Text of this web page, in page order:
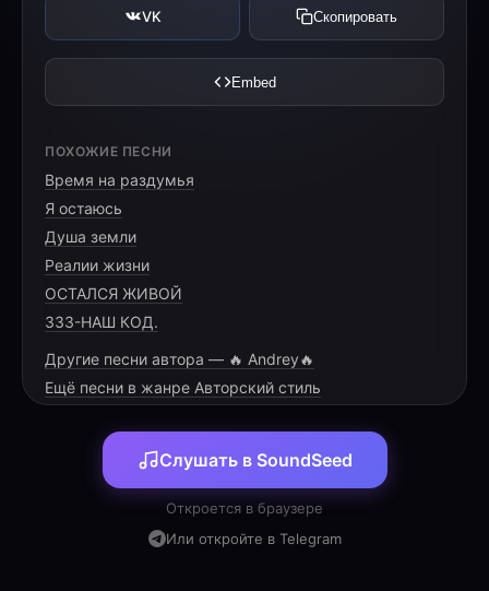
VK Скопировать
Embed
ПОХОЖИЕ ПЕСНИ
Время на раздумья
Я остаюсь
Душа земли
Реалии жизни
ОСТАЛСЯ ЖИВОЙ
333-НАШ КОД.
Другие песни автора — 🔥 Andrey🔥
Ещё песни в жанре Авторский стиль
Слушать в SoundSeed
Откроется в браузере
Или откройте в Telegram